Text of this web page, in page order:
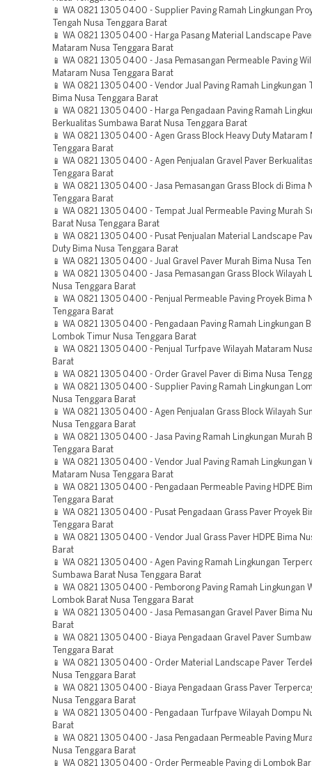
📱 WA 0821 1305 0400 - Supplier Paving Ramah Lingkungan
Tengah Nusa Tenggara Barat
📱 WA 0821 1305 0400 - Harga Pasang Material Landscape
Mataram Nusa Tenggara Barat
📱 WA 0821 1305 0400 - Jasa Pemasangan Permeable Paving
Mataram Nusa Tenggara Barat
📱 WA 0821 1305 0400 - Vendor Jual Paving Ramah Lingkungan
Bima Nusa Tenggara Barat
📱 WA 0821 1305 0400 - Harga Pengadaan Paving Ramah
Berkualitas Sumbawa Barat Nusa Tenggara Barat
📱 WA 0821 1305 0400 - Agen Grass Block Heavy Duty Mataram
Tenggara Barat
📱 WA 0821 1305 0400 - Agen Penjualan Gravel Paver
Tenggara Barat
📱 WA 0821 1305 0400 - Jasa Pemasangan Grass Block di Bima
Tenggara Barat
📱 WA 0821 1305 0400 - Tempat Jual Permeable Paving Murah
Barat Nusa Tenggara Barat
📱 WA 0821 1305 0400 - Pusat Penjualan Material Landscape
Duty Bima Nusa Tenggara Barat
📱 WA 0821 1305 0400 - Jual Gravel Paver Murah Bima Nusa
📱 WA 0821 1305 0400 - Jasa Pemasangan Grass Block Wilayah
Nusa Tenggara Barat
📱 WA 0821 1305 0400 - Penjual Permeable Paving Proyek Bima
Tenggara Barat
📱 WA 0821 1305 0400 - Pengadaan Paving Ramah Lingkungan
Lombok Timur Nusa Tenggara Barat
📱 WA 0821 1305 0400 - Penjual Turfpave Wilayah Mataram
Barat
📱 WA 0821 1305 0400 - Order Gravel Paver di Bima Nusa
📱 WA 0821 1305 0400 - Supplier Paving Ramah Lingkungan
Nusa Tenggara Barat
📱 WA 0821 1305 0400 - Agen Penjualan Grass Block Wilayah
Nusa Tenggara Barat
📱 WA 0821 1305 0400 - Jasa Paving Ramah Lingkungan Murah
Tenggara Barat
📱 WA 0821 1305 0400 - Vendor Jual Paving Ramah Lingkungan
Mataram Nusa Tenggara Barat
📱 WA 0821 1305 0400 - Pengadaan Permeable Paving HDPE
Tenggara Barat
📱 WA 0821 1305 0400 - Pusat Pengadaan Grass Paver Proyek
Tenggara Barat
📱 WA 0821 1305 0400 - Vendor Jual Grass Paver HDPE Bima
Barat
📱 WA 0821 1305 0400 - Agen Paving Ramah Lingkungan
Sumbawa Barat Nusa Tenggara Barat
📱 WA 0821 1305 0400 - Pemborong Paving Ramah Lingkungan
Lombok Barat Nusa Tenggara Barat
📱 WA 0821 1305 0400 - Jasa Pemasangan Gravel Paver Bima
Barat
📱 WA 0821 1305 0400 - Biaya Pengadaan Gravel Paver
Tenggara Barat
📱 WA 0821 1305 0400 - Order Material Landscape Paver
Nusa Tenggara Barat
📱 WA 0821 1305 0400 - Biaya Pengadaan Grass Paver
Nusa Tenggara Barat
📱 WA 0821 1305 0400 - Pengadaan Turfpave Wilayah Dompu
Barat
📱 WA 0821 1305 0400 - Jasa Pengadaan Permeable Paving
Nusa Tenggara Barat
📱 WA 0821 1305 0400 - Order Permeable Paving di Lombok